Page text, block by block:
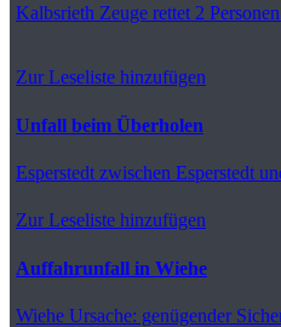
Kalbsrieth Zeuge rettet 2
Zur Leseliste hinzufügen
Unfall beim Überholen
Esperstedt zwischen Esperstedt
Zur Leseliste hinzufügen
Auffahrunfall in Wiehe
Wiehe Ursache: genügender